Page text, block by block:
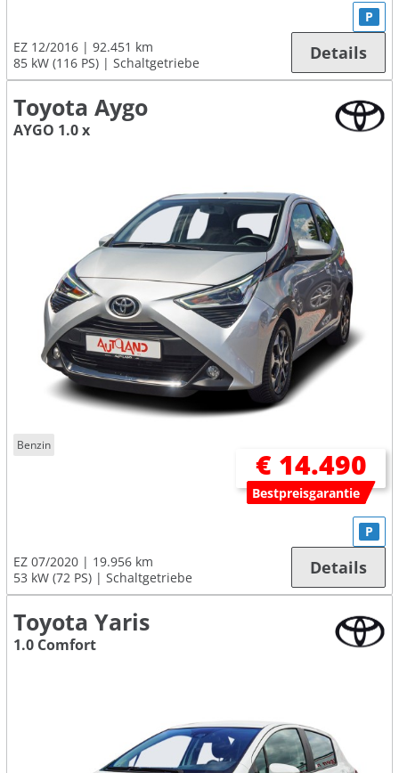
EZ 12/2016
92.451 km
85 kW (116 PS)
Schaltgetriebe
P
Details
Toyota Aygo
AYGO 1.0 x
Benzin
€ 14.490
Bestpreisgarantie
EZ 07/2020
19.956 km
53 kW (72 PS)
Schaltgetriebe
P
Details
Toyota Yaris
1.0 Comfort